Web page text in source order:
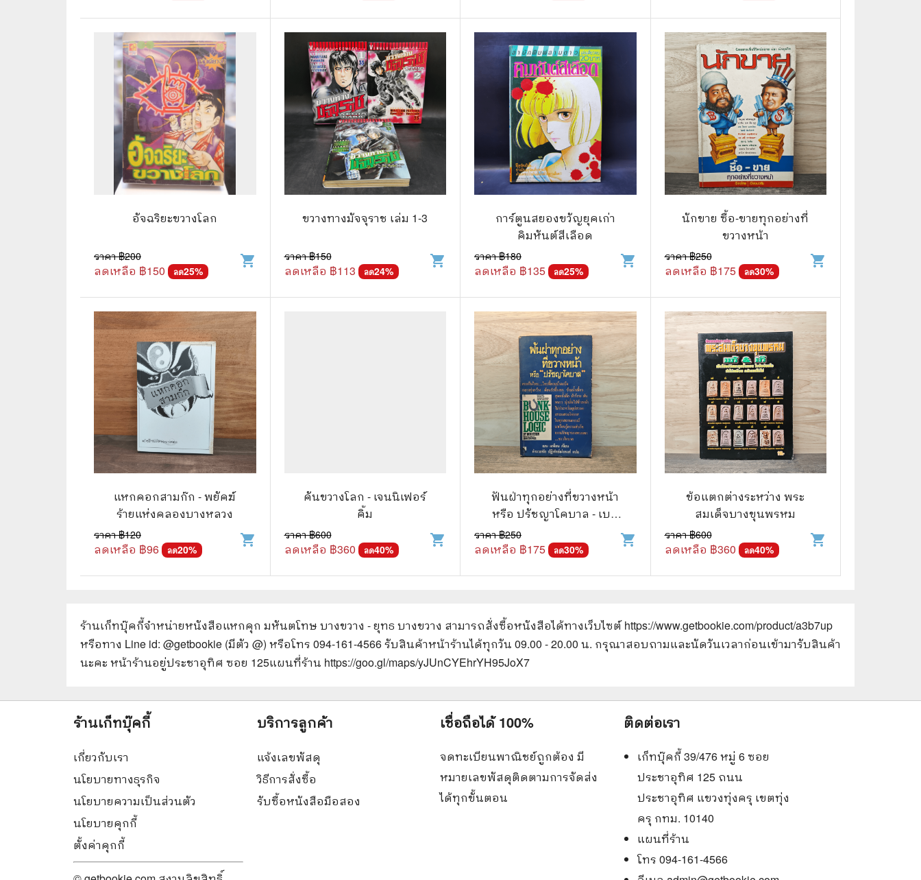
อัจฉริยะขวางโลก
ราคา ฿200
ลดเหลือ ฿150 ลด25%
shopping_cart
ขวางทางมัจจุราช เล่ม 1-3
ราคา ฿150
ลดเหลือ ฿113 ลด24%
shopping_cart
การ์ตูนสยองขวัญยุคเก่า
คิมหันต์สีเลือด
ราคา ฿180
ลดเหลือ ฿135 ลด25%
shopping_cart
นักขาย ซื้อ-ขายทุกอย่างที่
ขวางหน้า
ราคา ฿250
ลดเหลือ ฿175 ลด30%
shopping_cart
แหกคอกสามก๊ก - พยัคฆ์
ร้ายแห่งคลองบางหลวง
ราคา ฿120
ลดเหลือ ฿96 ลด20%
shopping_cart
คันขวางโลก - เจนนิเฟอร์
คิ้ม
ราคา ฿600
ลดเหลือ ฿360 ลด40%
shopping_cart
ฟันฝ่าทุกอย่างที่ขวางหน้า
หรือ ปรัชญาโคบาล - เบน
ราคา ฿250
ลดเหลือ ฿175 ลด30%
shopping_cart
ข้อแตกต่างระหว่าง พระ
สมเด็จบางขุนพรหม
ราคา ฿600
ลดเหลือ ฿360 ลด40%
shopping_cart
ร้านเก็ทบุ๊คกี้จำหน่ายหนังสือแหกคุก มหันตโทษ บางขวาง - ยุทธ บางขวาง สามารถสั่งซื้อหนังสือได้ทางเว็บไซต์ https://www.getbookie.com/product/a3b7up
หรือทาง Line id: @getbookie (มีตัว @) หรือโทร 094-161-4566 รับสินค้าหน้าร้านได้ทุกวัน 09.00 - 20.00 น. กรุณาสอบถามและนัดวันเวลาก่อนเข้ามารับสินค้า
นะคะ หน้าร้านอยู่ประชาอุทิศ ซอย 125แผนที่ร้าน https://goo.gl/maps/yJUnCYEhrYH95JoX7
🏮 นิยายจีน
🌞 นิยายแจ่มใส
❤️ รัก โรแมนติก
❤️‍🔥❤️‍🔥 นิยายรัก ราคาถูกสุด
💀 ผี สยองขวัญ ระทึกขวัญ
🎭 ดราม่า ชีวิต
⚔️ แอ็คชั่น ต่อสู้
😀 ตลก สนุกสนาน
นิยาย วรรณกรรม
กล่อง BOXSET การ์ตูน
หนังสือการ์ตูน
🐲 หนังสือเด็ก
🪐 ความรู้สำหรับเด็ก
📒 สมุดบันทึก
🎥 ของสะสมจากหนังและการ์ตูน
📅 ปฏิทินเก่า
อื่นๆ
ร้านเก็ทบุ๊คกี้
เกี่ยวกับเรา
นโยบายทางธุรกิจ
นโยบายความเป็นส่วนตัว
นโยบายคุกกี้
ตั้งค่าคุกกี้
บริการลูกค้า
แจ้งเลขพัสดุ
วิธีการสั่งซื้อ
รับซื้อหนังสือมือสอง
เชื่อถือได้ 100%
จดทะเบียนพาณิชย์ถูกต้อง มี
หมายเลขพัสดุติดตามการจัดส่ง
ได้ทุกขั้นตอน
ติดต่อเรา
เก็ทบุ๊คกี้ 39/476 หมู่ 6 ซอย
ประชาอุทิศ 125 ถนน
ประชาอุทิศ แขวงทุ่งครุ เขตทุ่ง
ครุ กทม. 10140
แผนที่ร้าน
โทร 094-161-4566